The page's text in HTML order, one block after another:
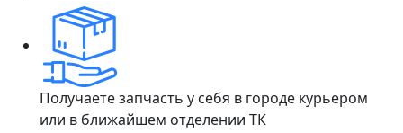
Получаете запчасть у себя в городе курьером
или в ближайшем отделении ТК